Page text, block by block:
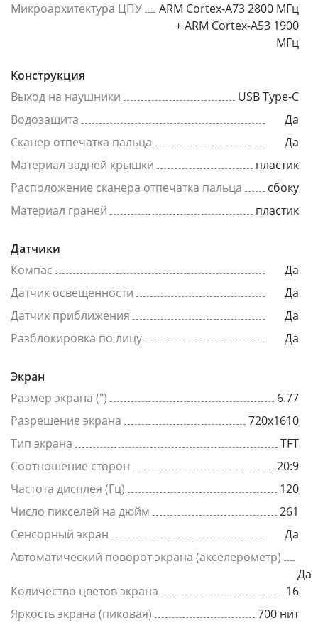
Микроархитектура ЦПУ
ARM Cortex-A73 2800 МГц
+ ARM Cortex-A53 1900
МГц
Конструкция
Выход на наушники
USB Type-C
Водозащита
Да
Сканер отпечатка пальца
Да
Материал задней крышки
пластик
Расположение сканера отпечатка пальца
сбоку
Материал граней
пластик
Датчики
Компас
Да
Датчик освещенности
Да
Датчик приближения
Да
Разблокировка по лицу
Да
Экран
Размер экрана (")
6.77
Разрешение экрана
720x1610
Тип экрана
TFT
Соотношение сторон
20:9
Частота дисплея (Гц)
120
Число пикселей на дюйм
261
Сенсорный экран
Да
Автоматический поворот экрана (акселерометр)
Да
Количество цветов экрана
16
Яркость экрана (пиковая)
700 нит